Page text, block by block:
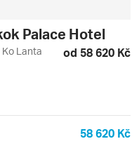
Palace Hotel
Lanta od 58 620 Kč
58 620 Kč